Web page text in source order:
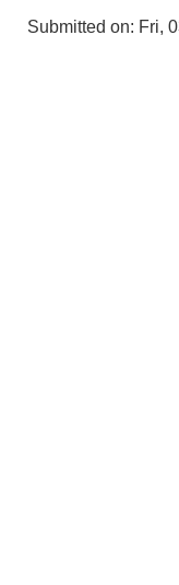
Submitted on: Fri,